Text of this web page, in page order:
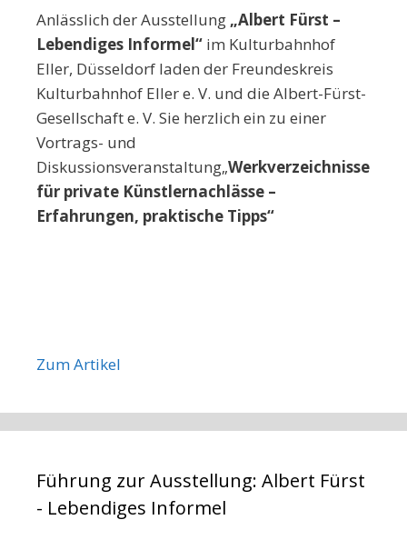
Anlässlich der Ausstellung „Albert Fürst –
Lebendiges Informel“ im Kulturbahnhof
Eller, Düsseldorf laden der Freundeskreis
Kulturbahnhof Eller e. V. und die Albert-Fürst-
Gesellschaft e. V. Sie herzlich ein zu einer
Vortrags- und
Diskussionsveranstaltung„Werkverzeichnisse
für private Künstlernachlässe –
Erfahrungen, praktische Tipps“
Zum Artikel
Führung zur Ausstellung: Albert Fürst
- Lebendiges Informel